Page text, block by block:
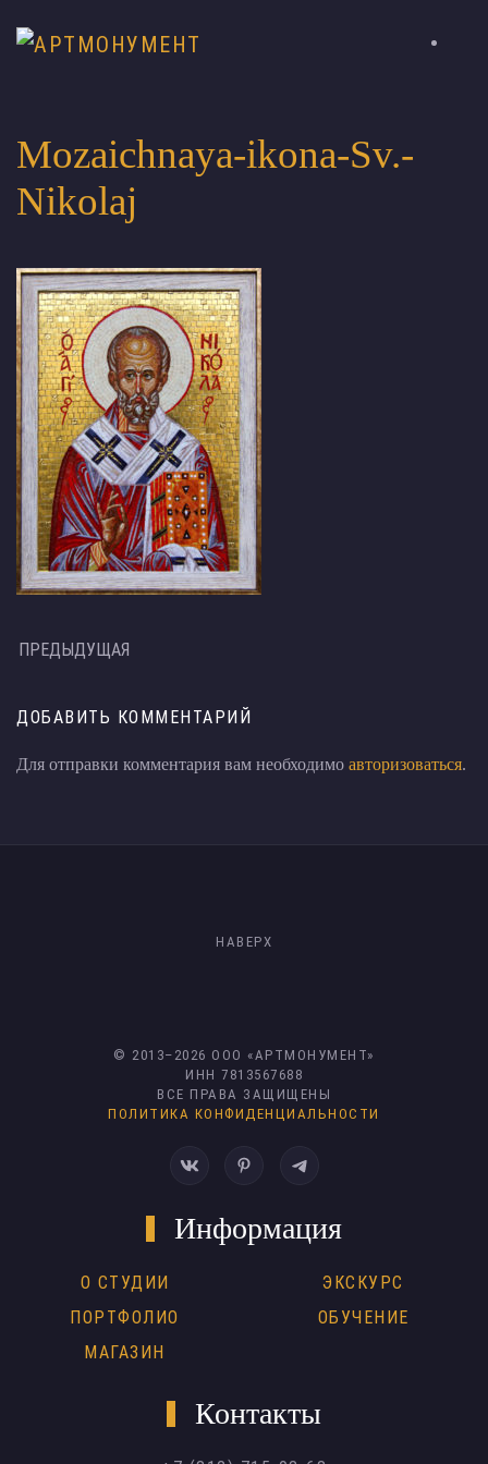
Mozaichnaya-ikona-Sv.-
Nikolaj
ПРЕДЫДУЩАЯ
ДОБАВИТЬ КОММЕНТАРИЙ
Для отправки комментария вам необходимо авторизоваться.
НАВЕРХ
© 2013– 2026 ООО «АРТМОНУМЕНТ»
ИНН 7813567688
ВСЕ ПРАВА ЗАЩИЩЕНЫ
ПОЛИТИКА КОНФИДЕНЦИАЛЬНОСТИ
Информация
О СТУДИИ
ПОРТФОЛИО
МАГАЗИН
ЭКСКУРС
ОБУЧЕНИЕ
Контакты